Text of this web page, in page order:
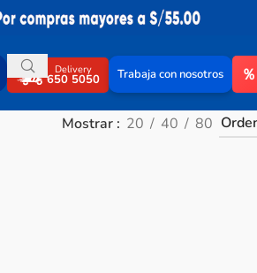
Delivery
650 5050 Trabaja con nosotros
Mostrar 20 40 80